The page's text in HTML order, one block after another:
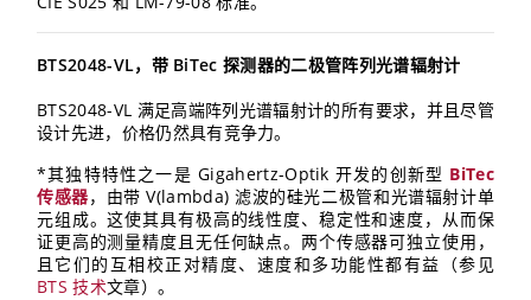
BTS2048-VL，带 BiTec 探测器的二极管阵列光谱辐射计
BTS2048-VL 满足高端阵列光谱辐射计的所有要求，并且尽管
设计先进，价格仍然具有竞争力。
*其独特特性之一是 Gigahertz-Optik 开发的创新型 BiTec
传感器，由带 V(lambda) 滤波的硅光二极管和光谱辐射计单
元组成。这使其具有极高的线性度、稳定性和速度，从而保
证更高的测量精度且无任何缺点。两个传感器可独立使用，
且它们的互相校正对精度、速度和多功能性都有益（参见
BTS 技术文章）。